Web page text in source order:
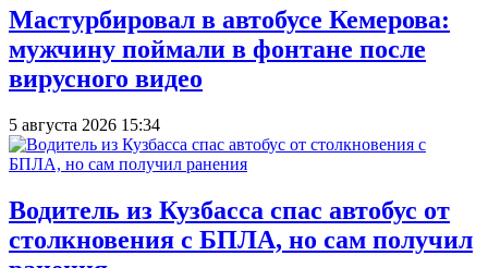
Мастурбировал в автобусе Кемерова:
мужчину поймали в фонтане после
вирусного видео
5 августа 2026 15:34
Водитель из Кузбасса спас автобус от
столкновения с БПЛА, но сам получил